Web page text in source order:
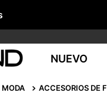
NUEVO
MODA ACCESORIOS DE